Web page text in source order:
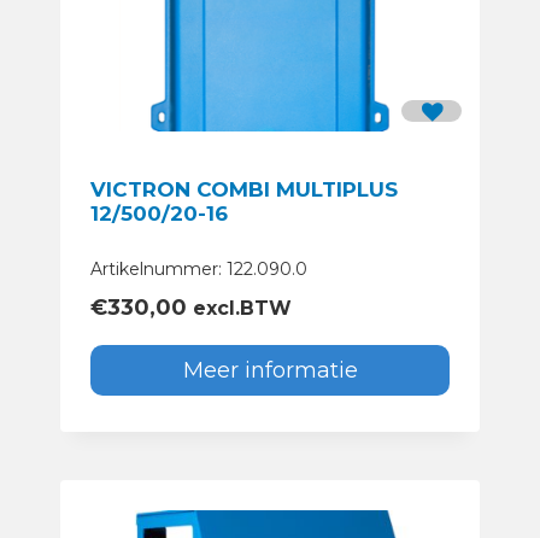
VICTRON COMBI MULTIPLUS
12/500/20-16
Artikelnummer: 122.090.0
€330,00 excl.BTW
Meer informatie